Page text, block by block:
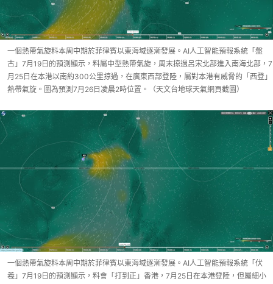
一個熱帶氣旋料本周中期於菲律賓以東海域逐漸發展。AI人工智能預報系統「盤
古」7月19日的預測顯示，料屬中型熱帶氣旋，周末掠過呂宋北部進入南海北部，7
月25日在本港以南約300公里掠過，在廣東西部登陸，屬對本港有威脅的「西登」
熱帶氣旋。圖為預測7月26日凌晨2時位置。（天文台地球天氣網頁截圖）
一個熱帶氣旋料本周中期於菲律賓以東海域逐漸發展。AI人工智能預報系統「伏
羲」7月19日的預測顯示，料會「打到正」香港，7月25日在本港登陸，但屬細小